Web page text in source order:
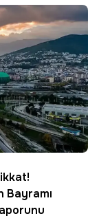
Bayramı